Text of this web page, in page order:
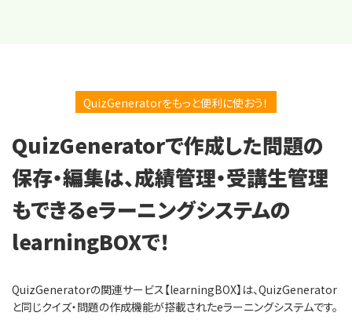
QuizGeneratorをもっと便利に使おう！
QuizGeneratorで作成した問題の
保存・編集は、成績管理・受講生管理
もできるeラーニングシステムの
learningBOXで！
QuizGeneratorの関連サービス【learningBOX】は、QuizGenerator
と同じクイズ・問題の作成機能が搭載されたeラーニングシステムです。